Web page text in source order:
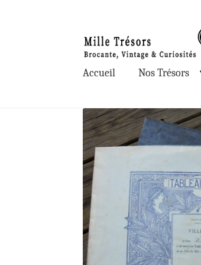
à
la
navigation
au
contenu
Accueil Nos Trésors